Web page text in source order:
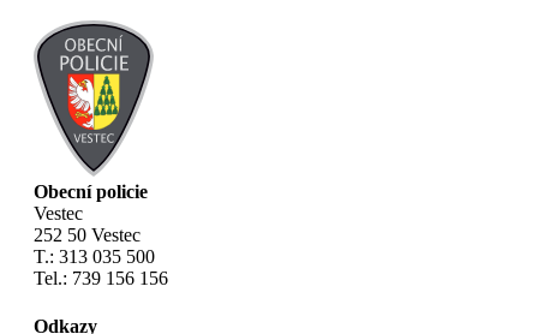
Obecní policie
Vestec
252 50 Vestec
T.: 313 035 500
Tel.: 739 156 156
Odkazy